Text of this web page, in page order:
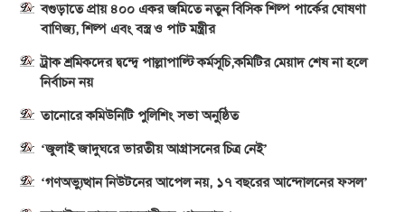
বগুড়াতে প্রায় ৪০০ একর জমিতে নতুন বিসিক শিল্প পার্কের ঘোষণা
বাণিজ্য, শিল্প এবং বস্ত্র ও পাট মন্ত্রীর
ট্রাক শ্রমিকদের দ্বন্দ্বে পাল্লাপাল্টি কর্মসূচি,কমিটির মেয়াদ শেষ না হলে
নির্বাচন নয়
তানোরে কমিউনিটি পুলিশিং সভা অনুষ্ঠিত
‘জুলাই জাদুঘরে ভারতীয় আগ্রাসনের চিত্র নেই’
‘গণঅভ্যুত্থান নিউটনের আপেল নয়, ১৭ বছরের আন্দোলনের ফসল’